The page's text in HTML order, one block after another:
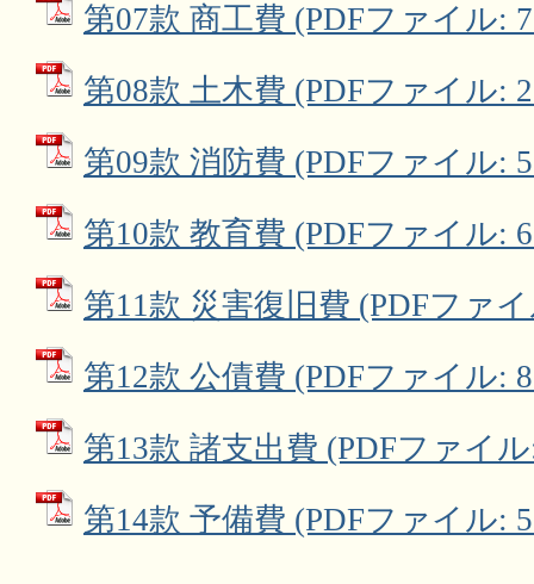
第07款 商工費 (PDFファイル:
第08款 土木費 (PDFファイル:
第09款 消防費 (PDFファイル:
第10款 教育費 (PDFファイル:
第11款 災害復旧費 (PDFファ
第12款 公債費 (PDFファイル:
第13款 諸支出費 (PDFファイ
第14款 予備費 (PDFファイル: